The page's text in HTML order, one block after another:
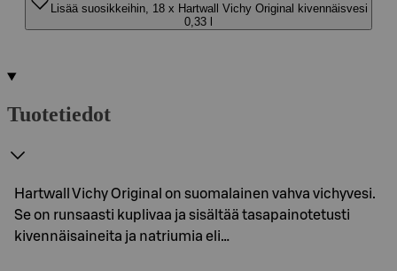
Lisää suosikkeihin, 18 x Hartwall Vichy Original kivennäisvesi
0,33 l
Tuotetiedot
Hartwall Vichy Original on suomalainen vahva vichyvesi.
Se on runsaasti kuplivaa ja sisältää tasapainotetusti
kivennäisaineita ja natriumia eli…